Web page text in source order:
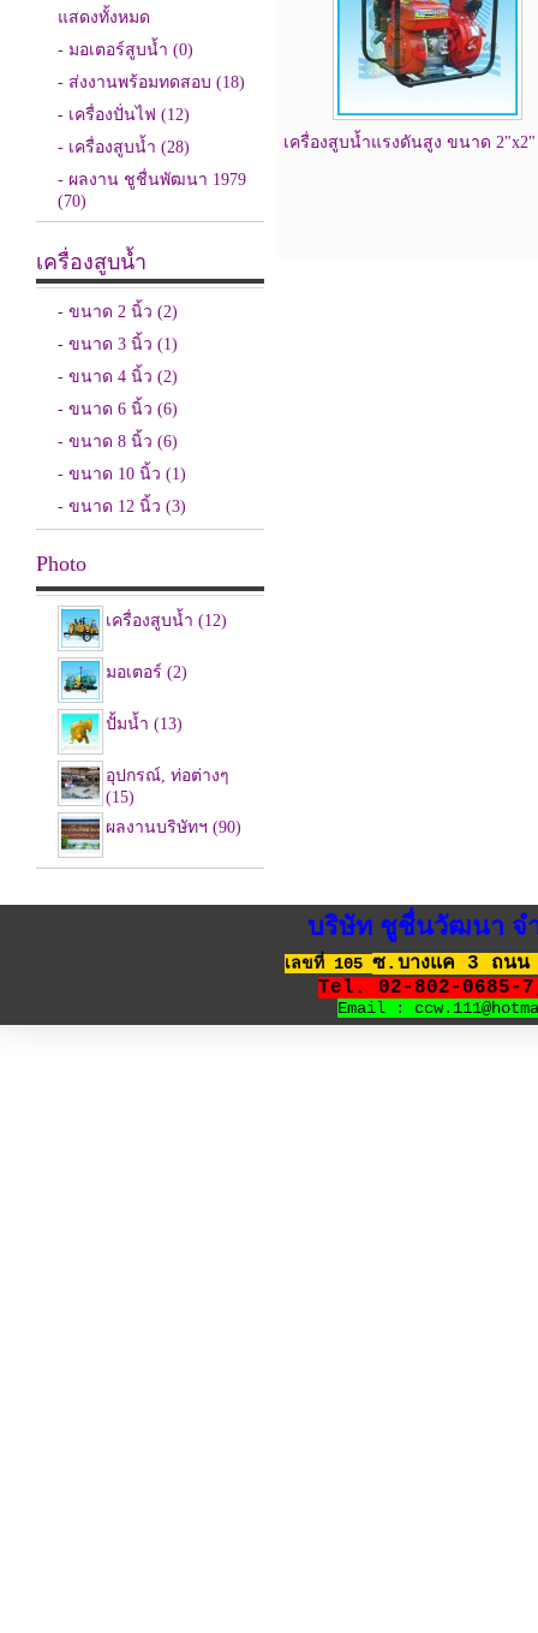
แสดงทั้งหมด
- มอเตอร์สูบน้ำ (0)
- ส่งงานพร้อมทดสอบ (18)
- เครื่องปั่นไฟ (12)
- เครื่องสูบน้ำ (28)
- ผลงาน ชูชื่นพัฒนา 1979
(70)
เครื่องสูบน้ำ
- ขนาด 2 นิ้ว (2)
- ขนาด 3 นิ้ว (1)
- ขนาด 4 นิ้ว (2)
- ขนาด 6 นิ้ว (6)
- ขนาด 8 นิ้ว (6)
- ขนาด 10 นิ้ว (1)
- ขนาด 12 นิ้ว (3)
Photo
เครื่องสูบน้ำ (12)
มอเตอร์ (2)
ปั้มน้ำ (13)
อุปกรณ์, ท่อต่างๆ
(15)
ผลงานบริษัทฯ (90)
เครื่องสูบน้ำแรงดันสูง ขนาด 2"x2"
บริษัท ชูชื่นวัฒนา จำ
เลขที่ 105 ซ.บางแค 3 ถนน
Tel. 02-802-0685-
Email :